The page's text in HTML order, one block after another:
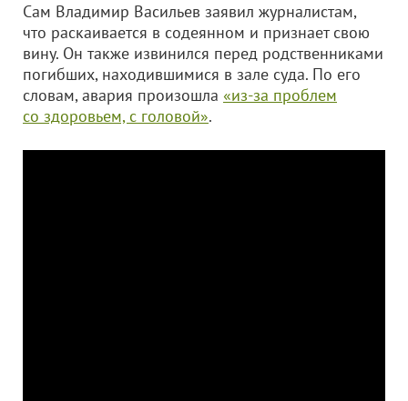
Сам Владимир Васильев заявил журналистам,
что раскаивается в содеянном и признает свою
вину. Он также извинился перед родственниками
погибших, находившимися в зале суда. По его
словам, авария произошла «из-за проблем
со здоровьем, с головой».